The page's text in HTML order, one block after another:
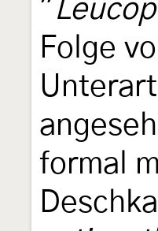
"
Folge
formal